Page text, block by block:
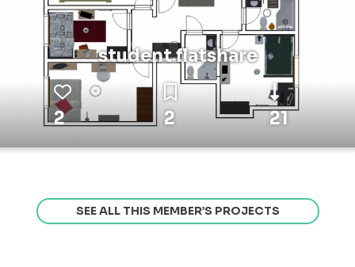
student flatshare
2 2 21
SEE ALL THIS MEMBER’S PROJECTS